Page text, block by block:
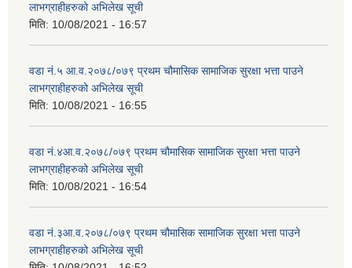
लाभग्राहीहरुको अभिलेख सूची
मिति: 10/08/2021 - 16:57
वडा नं.५ आ.व.२०७८/०७९ प्रथम चौमासिक सामाजिक सुरक्षा भत्ता पाउने
लाभग्राहीहरुको अभिलेख सूची
मिति: 10/08/2021 - 16:55
वडा नं.४आ.व.२०७८/०७९ प्रथम चौमासिक सामाजिक सुरक्षा भत्ता पाउने
लाभग्राहीहरुको अभिलेख सूची
मिति: 10/08/2021 - 16:54
वडा नं.३आ.व.२०७८/०७९ प्रथम चौमासिक सामाजिक सुरक्षा भत्ता पाउने
लाभग्राहीहरुको अभिलेख सूची